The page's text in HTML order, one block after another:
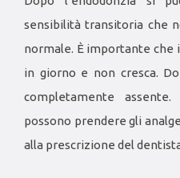
sensibilità transitoria che
normale. È importante che
in giorno e non cresca.
completamente
possono prendere gli
alla prescrizione del